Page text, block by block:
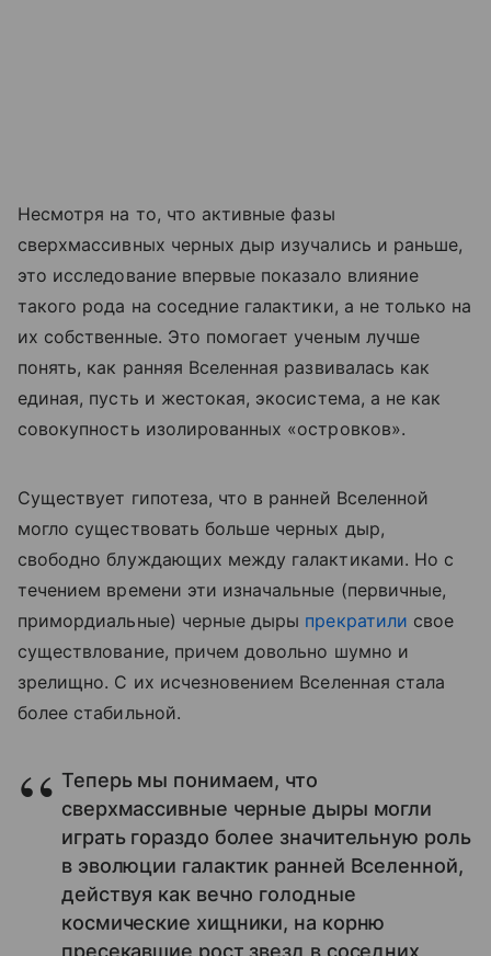
Несмотря на то, что активные фазы
сверхмассивных черных дыр изучались и раньше,
это исследование впервые показало влияние
такого рода на соседние галактики, а не только на
их собственные. Это помогает ученым лучше
понять, как ранняя Вселенная развивалась как
единая, пусть и жестокая, экосистема, а не как
совокупность изолированных «островков».
Существует гипотеза, что в ранней Вселенной
могло существовать больше черных дыр,
свободно блуждающих между галактиками. Но с
течением времени эти изначальные (первичные,
примордиальные) черные дыры прекратили свое
существлование, причем довольно шумно и
зрелищно. С их исчезновением Вселенная стала
более стабильной.
Теперь мы понимаем, что
сверхмассивные черные дыры могли
играть гораздо более значительную роль
в эволюции галактик ранней Вселенной,
действуя как вечно голодные
космические хищники, на корню
пресекавшие рост звезд в соседних